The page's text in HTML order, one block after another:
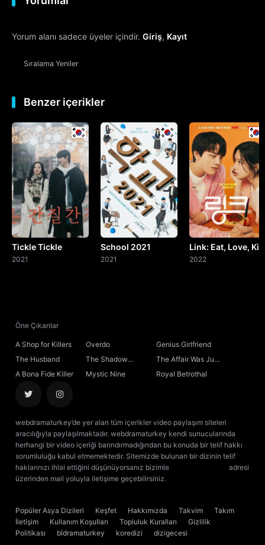
12. Bölüm
13. Bölüm
14. Bölüm
15. Bölüm
16. Bölüm
17. Bölüm
18. Bölüm
19. Bölüm
20. Bölüm
23. Bölüm
24. Bölüm
Yorum alanı sadece üyeler içindir. Giriş, Kayıt
Sıralama Yeniler
Benzer içerikler
Tickle Tickle
2021
School 2021
2021
Link: Eat, Love, Kill
2022
Öne Çıkanlar
A Shop for Killers Overdo
Genius Girlfriend
The Husband
The Shadow
Sovereign
The Affair Was Just
the Beginning
A Bona Fide Killer Mystic Nine Royal Betrothal
webdramaturkey’de yer alan tüm içerikler video paylaşım siteleri
aracılığıyla paylaşılmaktadır. webdramaturkey kendi sunucularında
herhangi bir video içeriği barındırmadığından bu konuda bir telif hakkı
sorumluluğu kabul etmemektedir. Sitemizde bulunan bir dizinin telif
haklarınızı ihlal ettiğini düşünüyorsanız bizimle
adresi
üzerinden mail yoluyla iletişime geçebilirsiniz.
Popüler Asya Dizileri Keşfet Hakkımızda Takvim
Takım
İletişim
Kullanım Koşulları Topluluk Kuralları
Gizlilik
Politikası
bldramaturkey koredizi
dizigecesi